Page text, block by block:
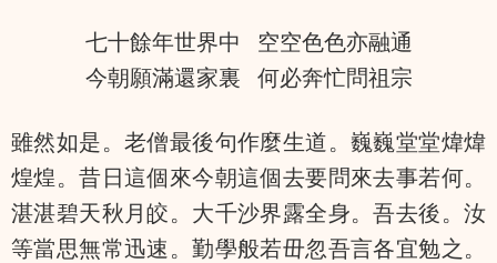
七十餘年世界中 空空色色亦融通
今朝願滿還家裏 何必奔忙問祖宗
雖然如是。老僧最後句作麼生道。巍巍堂堂煒煒
煌煌。昔日這個來今朝這個去要問來去事若何。
湛湛碧天秋月皎。大千沙界露全身。吾去後。汝
等當思無常迅速。勤學般若毌忽吾言各宜勉之。